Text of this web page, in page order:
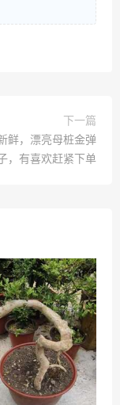
下一篇
鲜，漂亮母桩金弹
，有喜欢赶紧下单